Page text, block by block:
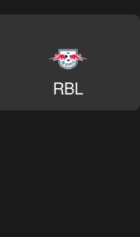
RBL